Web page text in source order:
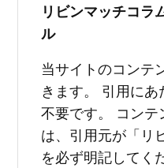
リビンマッチコラ
ル
当サイトのコンテ
きます。 引用に
不要です。 コン
は、引用元が「リ
を必ず明記してく